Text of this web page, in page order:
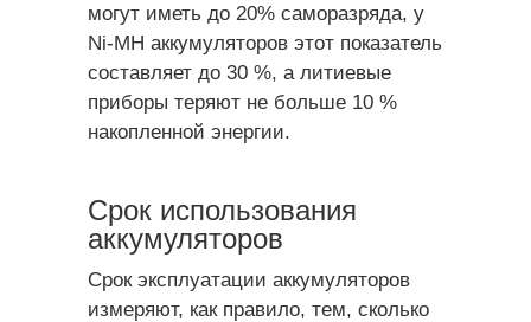
могут иметь до 20% саморазряда, у
Ni-MH аккумуляторов этот показатель
составляет до 30 %, а литиевые
приборы теряют не больше 10 %
накопленной энергии.
Срок использования
аккумуляторов
Срок эксплуатации аккумуляторов
измеряют, как правило, тем, сколько